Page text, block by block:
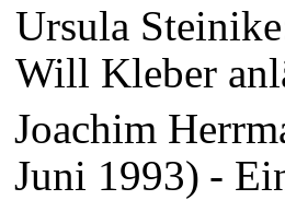
Ursula
Will Kleber
Joachim
Juni 1993) -